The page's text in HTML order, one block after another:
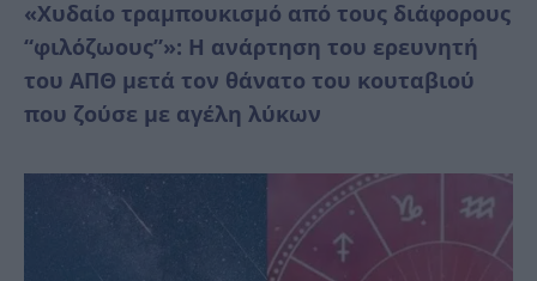
«Χυδαίο τραμπουκισμό από τους διάφορους
“φιλόζωους”»: Η ανάρτηση του ερευνητή
του ΑΠΘ μετά τον θάνατο του κουταβιού
που ζούσε με αγέλη λύκων